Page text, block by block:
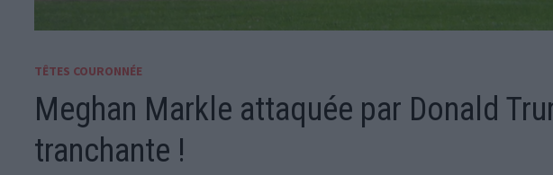
TÊTES COURONNÉE
Meghan Markle attaquée par Donald
tranchante !